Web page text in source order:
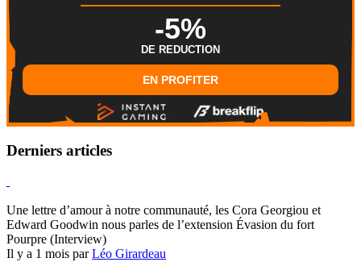
-5%
DE REDUCTION
EN PROFITER
Derniers articles
Une lettre d’amour à notre communauté, les Cora Georgiou et
Edward Goodwin nous parles de l’extension Évasion du fort
Pourpre (Interview)
Il y a 1 mois parLéo Girardeau